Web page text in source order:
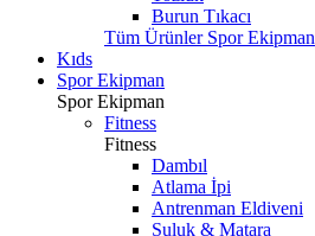
Burun Tıkacı
Tüm Ürünler Spor Ekipman
Kıds
Spor Ekipman
Spor Ekipman
Fitness
Fitness
Dambıl
Atlama İpi
Antrenman Eldiveni
Suluk & Matara